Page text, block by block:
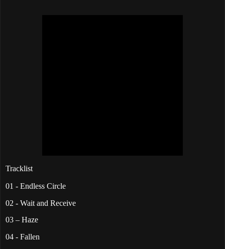
Tracklist
01 - Endless Circle
02 - Wait and Receive
03 – Haze
04 - Fallen